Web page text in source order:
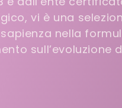
vi è una
nella
sull’evoluzione